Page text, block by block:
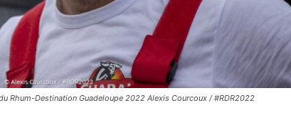
Rhum-Destination Guadeloupe 2022 Alexis Courcoux / #RDR2022